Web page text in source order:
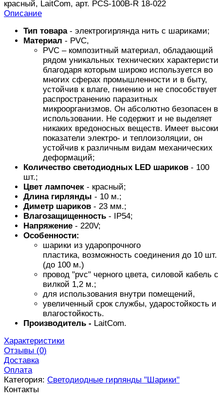
красный, LaitCom, арт. PCS-100B-R 18-022
Описание
Тип товара- электрогирлянда нить с шариками;
Материал - PVC,
PVC – композитный материал, обладающий
рядом уникальных технических
благодаря которым широко используется во
многих сферах промышленности и в быту,
устойчив к влаге, гниению и не способствует
распространению паразитных
микроорганизмов. Он абсолютно безопасен в
использовании. Не содержит и не выделяет
никаких вредоносных веществ. Имеет
показатели электро- и теплоизоляции, он
устойчив к различным видам механических
деформаций;
Количество светодиодных LED шариков - 100
шт.;
Цвет лампочек - красный;
Длинагирлянды - 10 м.;
Диметр шариков - 23 мм.;
Влагозащищенность - IP54;
Напряжение - 220V;
Особенности:
шарики из ударопрочного
пластика, возможность соединения до 10 шт.
(до 100 м.)
провод "pvc" черного цвета, силовой кабель с
вилкой 1,2 м.;
для использования внутри помещений,
увеличенный срок службы, ударостойкость и
влагостойкость.
Производитель - LaitCom.
Характеристики
Отзывы (0)
Доставка
Оплата
Категория: Светодиодные гирлянды "Шарики"
Контакты